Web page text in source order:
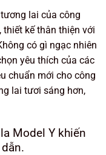
lai của công
thiết kế thân thiện với
có gì ngạc nhiên
yêu thích của các
chuẩn mới cho công
lai tươi sáng hơn,
Model Y khiến